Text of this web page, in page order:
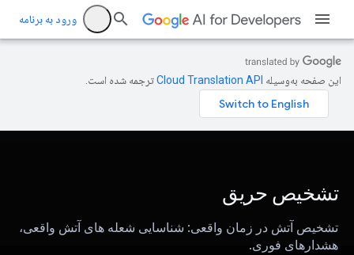
ورود به برنامه
این صفحه به‌وسیله ترجمه شده است.
تشخیص حریق
تشخیص آتش در زمان واقعی: شناسایی شعله های آتش واقعی،
هشدارهای فوری.